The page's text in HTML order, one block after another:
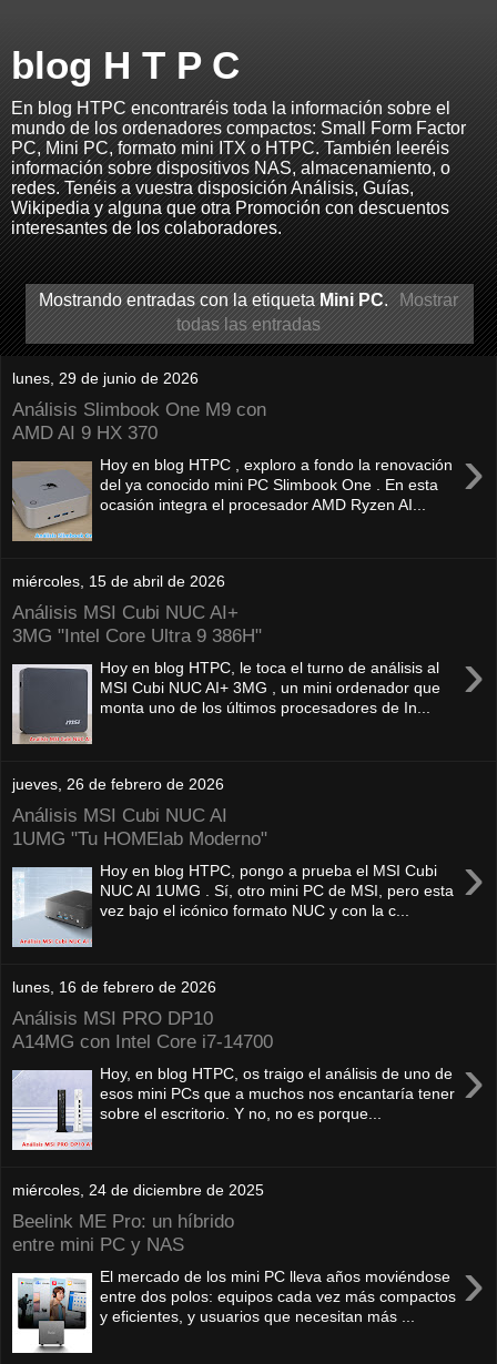
blog H T P C
En blog HTPC encontraréis toda la información sobre el
mundo de los ordenadores compactos: Small Form Factor
PC, Mini PC, formato mini ITX o HTPC. También leeréis
información sobre dispositivos NAS, almacenamiento, o
redes. Tenéis a vuestra disposición Análisis, Guías,
Wikipedia y alguna que otra Promoción con descuentos
interesantes de los colaboradores.
Mostrando entradas con la etiquetaMini PC. Mostrar
todas las entradas
lunes, 29 de junio de 2026
Análisis Slimbook One M9 con
AMD AI 9 HX 370
›
Hoy en blog HTPC , exploro a fondo la renovación
del ya conocido mini PC Slimbook One . En esta
ocasión integra el procesador AMD Ryzen AI...
miércoles, 15 de abril de 2026
Análisis MSI Cubi NUC AI+
3MG "Intel Core Ultra 9 386H"
›
Hoy en blog HTPC, le toca el turno de análisis al
MSI Cubi NUC AI+ 3MG , un mini ordenador que
monta uno de los últimos procesadores de In...
jueves, 26 de febrero de 2026
Análisis MSI Cubi NUC AI
1UMG "Tu HOMElab Moderno"
›
Hoy en blog HTPC, pongo a prueba el MSI Cubi
NUC AI 1UMG . Sí, otro mini PC de MSI, pero esta
vez bajo el icónico formato NUC y con la c...
lunes, 16 de febrero de 2026
Análisis MSI PRO DP10
A14MG con Intel Core i7-14700
›
Hoy, en blog HTPC, os traigo el análisis de uno de
esos mini PCs que a muchos nos encantaría tener
sobre el escritorio. Y no, no es porque...
miércoles, 24 de diciembre de 2025
Beelink ME Pro: un híbrido
entre mini PC y NAS
›
El mercado de los mini PC lleva años moviéndose
entre dos polos: equipos cada vez más compactos
y eficientes, y usuarios que necesitan más ...